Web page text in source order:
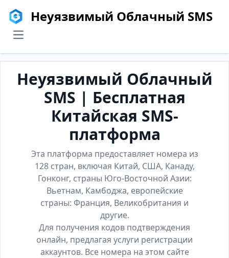
Неуязвимый Облачный SMS
menu
Неуязвимый Облачный
SMS | Бесплатная
Китайская SMS-
платформа
Эта платформа предоставляет номера из
128 стран, включая Китай, США, Канаду,
Гонконг, страны Юго-Восточной Азии:
Вьетнам, Камбоджа, европейские
страны: Франция, Великобритания и
другие.
Для получения кодов подтверждения
онлайн, предлагая услуги регистрации
аккаунтов. Все номера на этом сайте